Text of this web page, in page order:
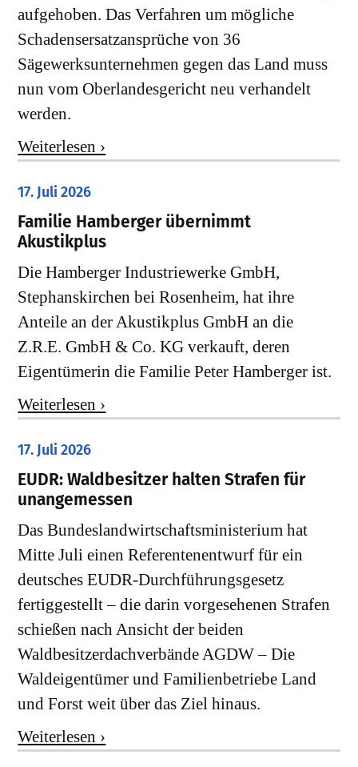
aufgehoben. Das Verfahren um mögliche
Schadensersatzansprüche von 36
Sägewerksunternehmen gegen das Land muss
nun vom Oberlandesgericht neu verhandelt
werden.
Weiterlesen ›
17. Juli 2026
Familie Hamberger übernimmt
Akustikplus
Die Hamberger Industriewerke GmbH,
Stephanskirchen bei Rosenheim, hat ihre
Anteile an der Akustikplus GmbH an die
Z.R.E. GmbH & Co. KG verkauft, deren
Eigentümerin die Familie Peter Hamberger ist.
Weiterlesen ›
17. Juli 2026
EUDR: Waldbesitzer halten Strafen für
unangemessen
Das Bundeslandwirtschaftsministerium hat
Mitte Juli einen Referentenentwurf für ein
deutsches EUDR-Durchführungsgesetz
fertiggestellt – die darin vorgesehenen Strafen
schießen nach Ansicht der beiden
Waldbesitzerdachverbände AGDW – Die
Waldeigentümer und Familienbetriebe Land
und Forst weit über das Ziel hinaus.
Weiterlesen ›